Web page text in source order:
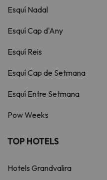
Esquí Nadal
Esquí Cap d'Any
Esquí Reis
Esquí Cap de Setmana
Esquí Entre Setmana
Pow Weeks
TOP HOTELS
Hotels Grandvalira